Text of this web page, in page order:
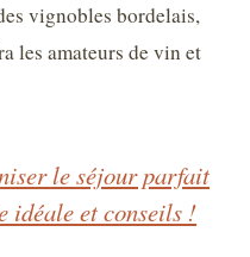
vignobles bordelais,
les amateurs de vin et
le séjour parfait
idéale et conseils !